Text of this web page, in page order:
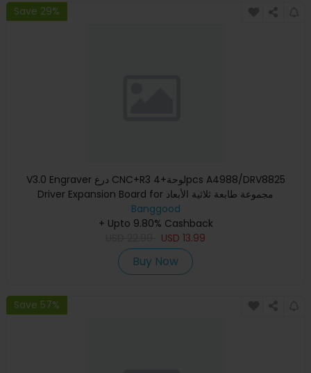
Save 29%
V3.0 Engraver درع CNC+R3 لوحة+4pcs A4988/DRV8825
Driver Expansion Board for مجموعة طابعة ثلاثية الأبعاد
Banggood
+ Upto 9.80% Cashback
USD 13.99
Buy Now
Save 57%